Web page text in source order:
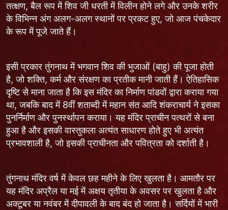
तत्क्षण, बैल रूप में शिव जी धरती में विलीन होने लगे और उनके शरीर
के विभिन्न अंग अलग-अलग स्थानों पर प्रकट हुए, जो आज पंचकेदार
के रूप में पूजे जाते हैं।
इसी प्रकार तुंगनाथ में भगवान शिव की भुजाओं (बाहु) की पूजा होती
है, जो शक्ति, कर्म और संरक्षण का प्रतीक मानी जाती हैं। ऐतिहासिक
दृष्टि से माना जाता है कि इस मंदिर का निर्माण पांडवों द्वारा कराया गया
था, जबकि बाद में 8वीं शताब्दी में महान संत आदि शंकराचार्य ने इसका
पुनर्निर्माण और पुनर्स्थापन कराया। यह मंदिर प्राचीन पत्थरों से बना
हुआ है और इसकी वास्तुकला अत्यंत साधारण होते हुए भी अत्यंत
प्रभावशाली है, जो इसकी प्राचीनता और पवित्रता को दर्शाती है।
तुंगनाथ मंदिर वर्ष में केवल छह महीने के लिए खुलता है। आमतौर पर
यह मंदिर अप्रैल या मई में अक्षय तृतीया के अवसर पर खुलता है और
अक्टूबर या नवंबर में दीपावली के बाद बंद हो जाता है। सर्दियों में भारी